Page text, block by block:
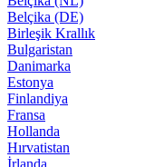
Belçika (DE)
Birleşik Krallık
Bulgaristan
Danimarka
Estonya
Finlandiya
Fransa
Hollanda
Hırvatistan